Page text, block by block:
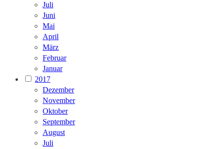
Juli
Juni
Mai
April
März
Februar
Januar
2017
Dezember
November
Oktober
September
August
Juli